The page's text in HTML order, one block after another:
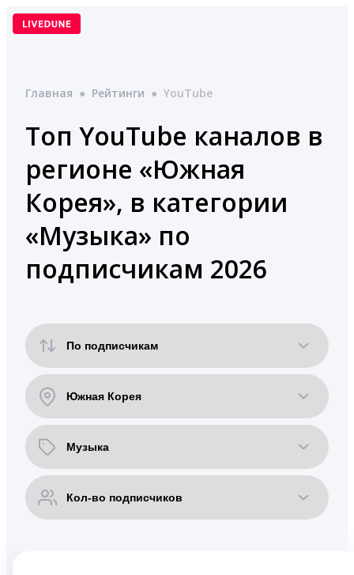
Перейти
Главная ● Рейтинги ● YouTube
Топ YouTube каналов в
регионе «Южная
Корея», в категории
«Музыка» по
подписчикам 2026